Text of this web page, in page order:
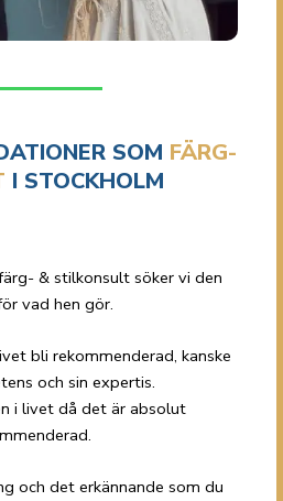
SOM FÄRG-
I STOCKHOLM
& stilkonsult söker vi den
vad hen gör.
bli rekommenderad, kanske
och sin expertis.
i livet då det är absolut
och det erkännande som du